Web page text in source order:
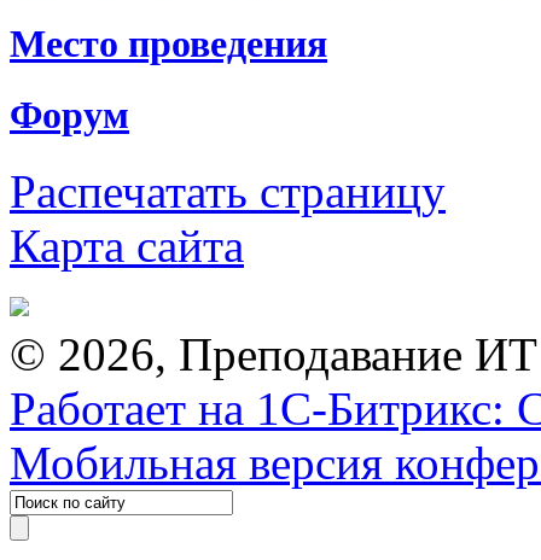
Место проведения
Форум
Распечатать страницу
Карта сайта
© 2026, Преподавание
Работает на 1С-Битрикс:
Мобильная версия